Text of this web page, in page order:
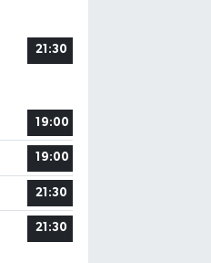
21:30
19:00
19:00
21:30
21:30